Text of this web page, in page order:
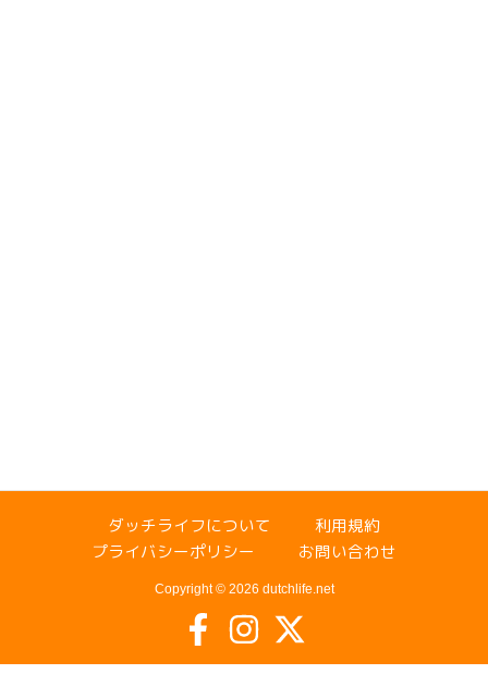
ダッチライフについて
利用規約
プライバシーポリシー
お問い合わせ
Copyright © 2026 dutchlife.net